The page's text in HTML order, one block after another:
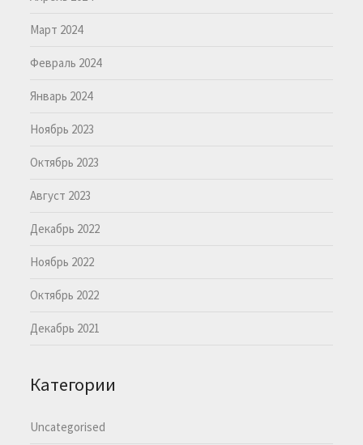
Март 2024
Февраль 2024
Январь 2024
Ноябрь 2023
Октябрь 2023
Август 2023
Декабрь 2022
Ноябрь 2022
Октябрь 2022
Декабрь 2021
Категории
Uncategorised